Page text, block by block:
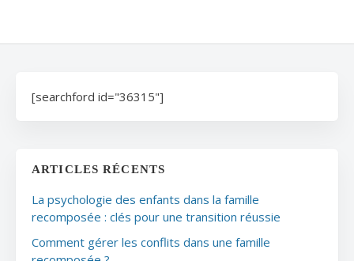
[searchford id="36315"]
ARTICLES RÉCENTS
La psychologie des enfants dans la famille
recomposée : clés pour une transition réussie
Comment gérer les conflits dans une famille